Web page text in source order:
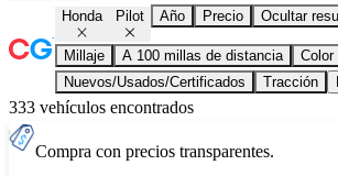
Honda Pilot Año Precio Ocultar
Millaje A 100 millas de distancia
Color
Nuevos/Usados/Certificados
Tracción
333 vehículos encontrados
Compra con precios transparentes.